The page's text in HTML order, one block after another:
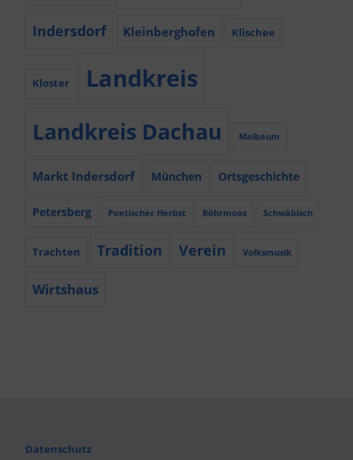
Indersdorf Kleinberghofen Klischee
Kloster Landkreis
Landkreis Dachau Maibaum
Markt Indersdorf München Ortsgeschichte
Petersberg Poetischer Herbst Röhrmoos Schwäbisch
Trachten Tradition Verein Volksmusik
Wirtshaus
Datenschutz